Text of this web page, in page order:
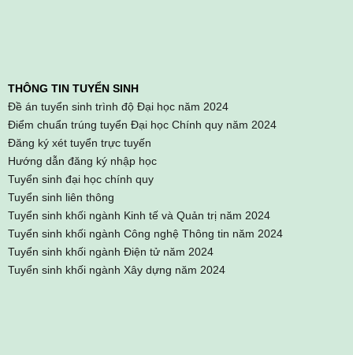
THÔNG TIN TUYỂN SINH
Đề án tuyển sinh trình độ Đại học năm 2024
Điểm chuẩn trúng tuyển Đại học Chính quy năm 2024
Đăng ký xét tuyển trực tuyến
Hướng dẫn đăng ký nhập học
Tuyển sinh đại học chính quy
Tuyển sinh liên thông
Tuyển sinh khối ngành Kinh tế và Quản trị năm 2024
Tuyển sinh khối ngành Công nghệ Thông tin năm 2024
Tuyển sinh khối ngành Điện tử năm 2024
Tuyển sinh khối ngành Xây dựng năm 2024